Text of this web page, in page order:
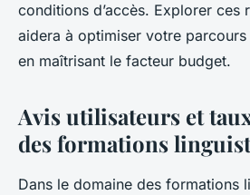
conditions d’accès. Explorer ces
aidera à optimiser votre
en maîtrisant le facteur budget.
Avis utilisateurs et
des formations
Dans le domaine des formations